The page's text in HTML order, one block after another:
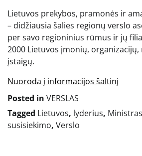
Lietuvos prekybos, pramonės ir
– didžiausia šalies regionų verslo
per savo regioninius rūmus ir jų
2000 Lietuvos įmonių,
įstaigų.
Nuoroda į informacijos šaltinį
Posted in VERSLAS
Tagged Lietuvos, lyderius, Ministras
susisiekimo, Verslo